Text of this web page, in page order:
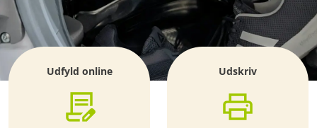
Udfyld online Udskriv